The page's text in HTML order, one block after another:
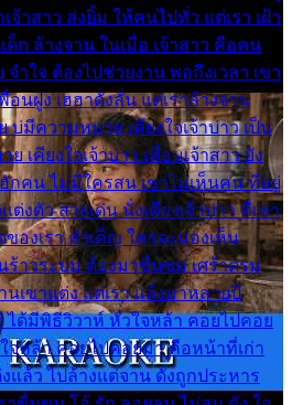
จ้าสาว ส่งยิ้ม ให้คนไปทั่ว แต่เรา เฝ้า
ด็ก ล้างจาน ในเมื่อ เจ้าสาว คือคน
ำใจ ต้องไปช่วยงาน พอถึงเวลา เขา
นฝูง เฮฮาดังลั่น แต่เราล้างจาน
บ่มีความหมาย เคียงใจเจ้าบ่าว เป็น
เคียงใจเจ้าบ่าว เพื่อนเจ้าสาว ยัง
กคน ไม่มีใครสน เขาไม่เห็นคน ที่อยู่
ต่งตัว สวยเด่น นั่งเคียงเจ้าบ่าว ที่เขา
ของเรา ลำเค็ญ ใครจะมองเห็น
ร้าวระบม ต้องมาขื่นขม เศร้าตรม
เขาแต่ง แต่เรา แล้งมาหลายปี
ได้มีพิธีวิวาห์ หัวใจหล้า คอยไปคอย
จหล้า คอยไปคอยมา คือหน้าที่เก่า
แล้ว ไปล้างแต่จาน ดั่งถูกประหาร